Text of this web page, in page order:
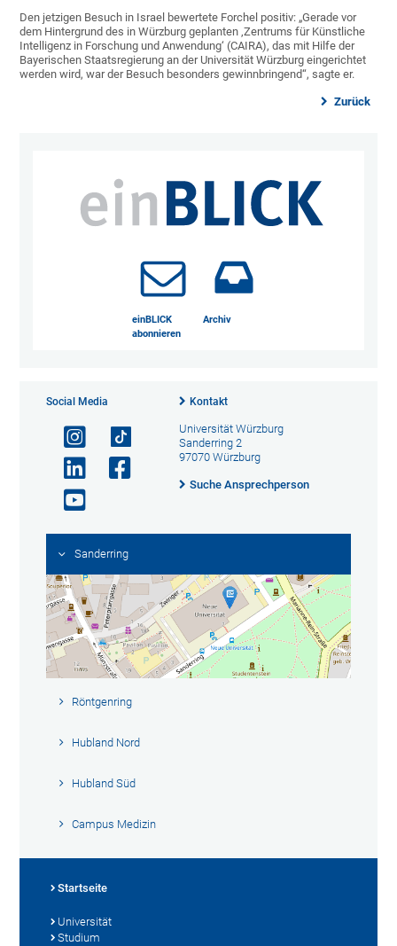
Den jetzigen Besuch in Israel bewertete Forchel positiv: „Gerade vor
dem Hintergrund des in Würzburg geplanten ‚Zentrums für Künstliche
Intelligenz in Forschung und Anwendung‘ (CAIRA), das mit Hilfe der
Bayerischen Staatsregierung an der Universität Würzburg eingerichtet
werden wird, war der Besuch besonders gewinnbringend“, sagte er.
Zurück
einBLICK
abonnieren
Archiv
Social Media Kontakt
Universität Würzburg
Sanderring 2
97070 Würzburg
Suche Ansprechperson
Sanderring
Röntgenring
Hubland Nord
Hubland Süd
Campus Medizin
Startseite
Universität
Studium